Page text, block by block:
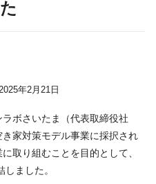
年2月21日
ボさいたま（代表取締役社
家対策モデル事業に採択され
取り組むことを目的として、
ました。